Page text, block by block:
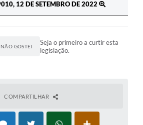
12 DE SETEMBRO DE 2022
NÃO GOSTEI
Seja o primeiro a curtir esta
legislação.
COMPARTILHAR